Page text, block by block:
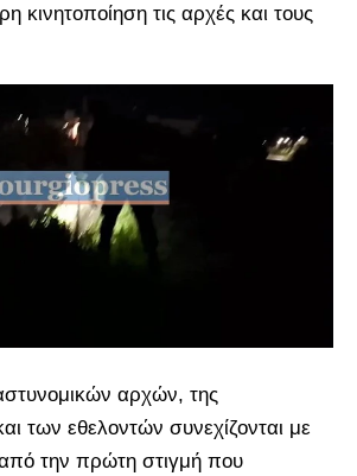
κινητοποίηση τις αρχές και τους
αρχών, της
των εθελοντών συνεχίζονται με
την πρώτη στιγμή που